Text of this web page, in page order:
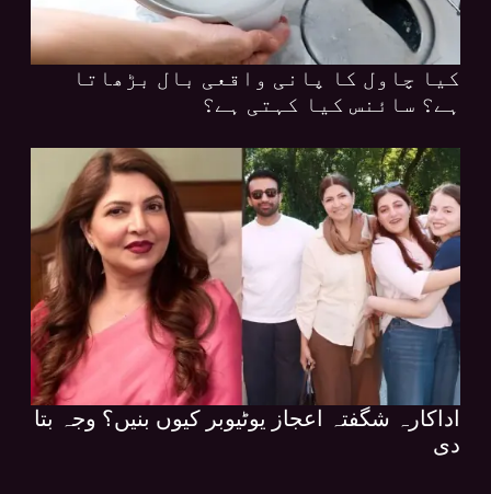
کیا چاول کا پانی واقعی بال بڑھاتا
ہے؟ سائنس کیا کہتی ہے؟
اداکارہ شگفتہ اعجاز یوٹیوبر کیوں بنیں؟ وجہ بتا
دی